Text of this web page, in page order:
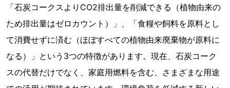
「石炭コークスよりCO2排出量を削減できる（植物由来の
ため排出量はゼロカウント）」、「食糧や飼料を原料とし
て消費せずに済む（ほぼすべての植物由来廃棄物が原料に
なる）」という3つの特徴があります。現在、石炭コーク
スの代替だけでなく、家庭用燃料を含む、さまざまな用途